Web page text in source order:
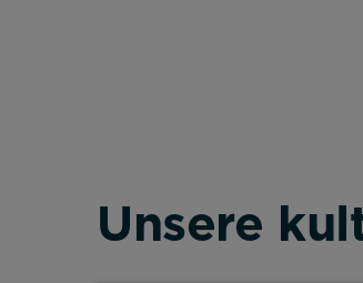
Unsere